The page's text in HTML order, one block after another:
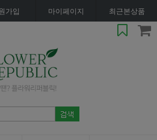
가입 마이페이지 최근본상품